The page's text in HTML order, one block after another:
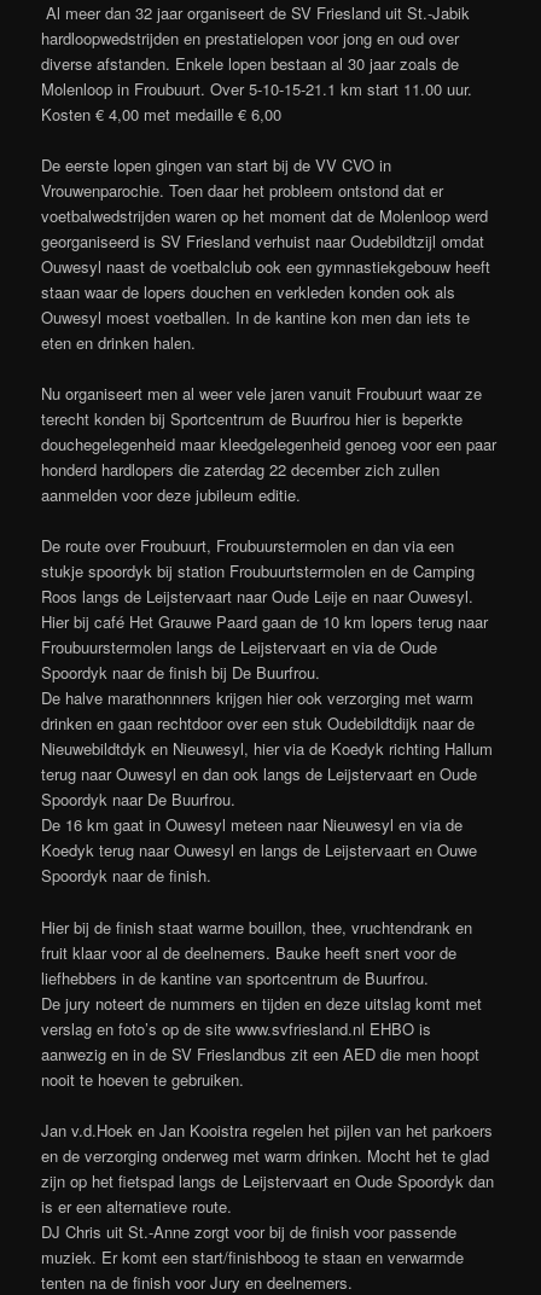
Al meer dan 32 jaar organiseert de SV Friesland uit St.-Jabik
hardloopwedstrijden en prestatielopen voor jong en oud over
diverse afstanden. Enkele lopen bestaan al 30 jaar zoals de
Molenloop in Froubuurt. Over 5-10-15-21.1 km start 11.00 uur.
Kosten € 4,00 met medaille € 6,00
De eerste lopen gingen van start bij de VV CVO in
Vrouwenparochie. Toen daar het probleem ontstond dat er
voetbalwedstrijden waren op het moment dat de Molenloop werd
georganiseerd is SV Friesland verhuist naar Oudebildtzijl omdat
Ouwesyl naast de voetbalclub ook een gymnastiekgebouw heeft
staan waar de lopers douchen en verkleden konden ook als
Ouwesyl moest voetballen. In de kantine kon men dan iets te
eten en drinken halen.
Nu organiseert men al weer vele jaren vanuit Froubuurt waar ze
terecht konden bij Sportcentrum de Buurfrou hier is beperkte
douchegelegenheid maar kleedgelegenheid genoeg voor een paar
honderd hardlopers die zaterdag 22 december zich zullen
aanmelden voor deze jubileum editie.
De route over Froubuurt, Froubuurstermolen en dan via een
stukje spoordyk bij station Froubuurtstermolen en de Camping
Roos langs de Leijstervaart naar Oude Leije en naar Ouwesyl.
Hier bij café Het Grauwe Paard gaan de 10 km lopers terug naar
Froubuurstermolen langs de Leijstervaart en via de Oude
Spoordyk naar de finish bij De Buurfrou.
De halve marathonnners krijgen hier ook verzorging met warm
drinken en gaan rechtdoor over een stuk Oudebildtdijk naar de
Nieuwebildtdyk en Nieuwesyl, hier via de Koedyk richting Hallum
terug naar Ouwesyl en dan ook langs de Leijstervaart en Oude
Spoordyk naar De Buurfrou.
De 16 km gaat in Ouwesyl meteen naar Nieuwesyl en via de
Koedyk terug naar Ouwesyl en langs de Leijstervaart en Ouwe
Spoordyk naar de finish.
Hier bij de finish staat warme bouillon, thee, vruchtendrank en
fruit klaar voor al de deelnemers. Bauke heeft snert voor de
liefhebbers in de kantine van sportcentrum de Buurfrou.
De jury noteert de nummers en tijden en deze uitslag komt met
verslag en foto’s op de site www.svfriesland.nl EHBO is
aanwezig en in de SV Frieslandbus zit een AED die men hoopt
nooit te hoeven te gebruiken.
Jan v.d.Hoek en Jan Kooistra regelen het pijlen van het parkoers
en de verzorging onderweg met warm drinken. Mocht het te glad
zijn op het fietspad langs de Leijstervaart en Oude Spoordyk dan
is er een alternatieve route.
DJ Chris uit St.-Anne zorgt voor bij de finish voor passende
muziek. Er komt een start/finishboog te staan en verwarmde
tenten na de finish voor Jury en deelnemers.